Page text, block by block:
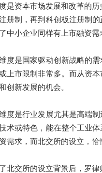
是资本市场发展和改革的
册制，再到科创板注册制
了中小企业同样有上市融资需
度是国家驱动创新战略的
上市限制非常多。而从资
创新发展的机会。
度是行业发展尤其是高端
术或特色，能在整个工业
需求，而北交所的设立，恰
北交所的设立背景后，罗律